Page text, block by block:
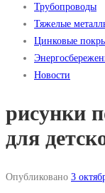
Трубопроводы
Тяжелые
Цинковые
Новости
рисунки
для
Опубликовано 3